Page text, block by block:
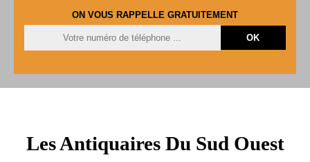
ON VOUS RAPPELLE GRATUITEMENT
Les Antiquaires Du Sud Ouest